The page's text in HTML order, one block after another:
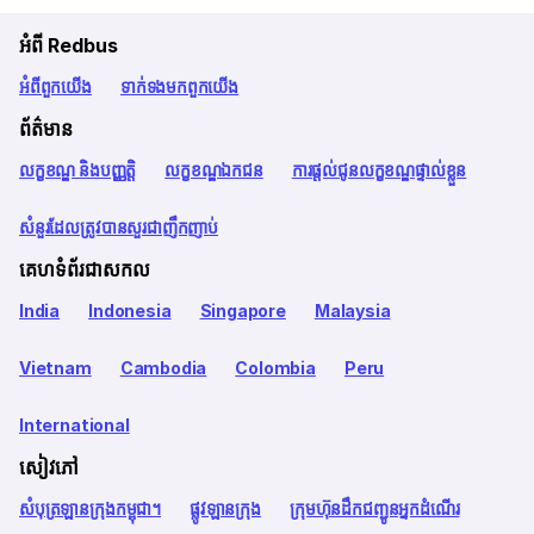
អំពី Redbus
អំពី​ពួក​យើង ទាក់ទង​មក​ពួក​យើង
ព័ត៌មាន
លក្ខខណ្ឌ និងបញ្ញត្តិ លក្ខខណ្ឌឯកជន ការផ្តល់ជូនលក្ខខណ្ឌផ្ទាល់ខ្លួន
សំនួរដែលត្រូវបានសួរជាញឹកញាប់
គេហទំព័រជាសកល
India Indonesia Singapore Malaysia
Vietnam Cambodia Colombia Peru
International
សៀវភៅ
សំបុត្រឡានក្រុងកម្ពុជា។ ផ្លូវឡានក្រុង ក្រុមហ៊ុនដឹកជញ្ជូនអ្នកដំណើរ